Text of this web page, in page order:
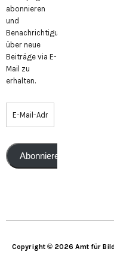
abonnieren
und
Benachrichtigungen
über neue
Beiträge via E-
Mail zu
erhalten.
Abonnieren
Copyright © 2026 Amt für